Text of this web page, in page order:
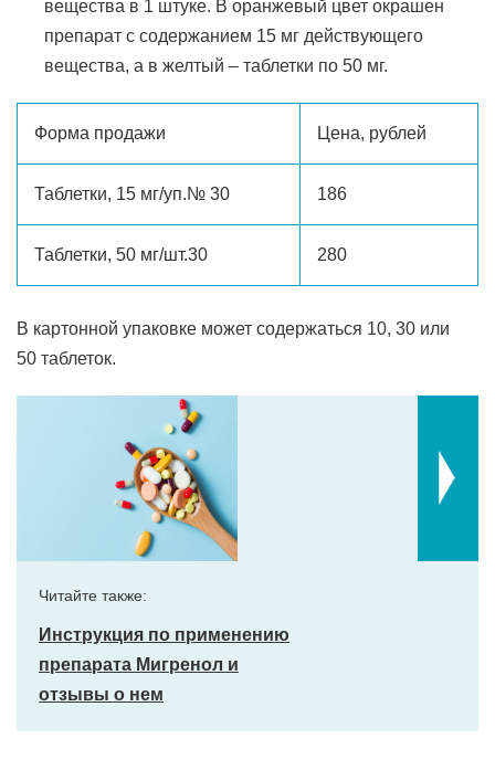
вещества в 1 штуке. В оранжевый цвет окрашен
препарат с содержанием 15 мг действующего
вещества, а в желтый – таблетки по 50 мг.
Форма продажи Цена, рублей
Таблетки, 15 мг/уп.№ 30 186
Таблетки, 50 мг/шт.30 280
В картонной упаковке может содержаться 10, 30 или
50 таблеток.
Читайте также:
Инструкция по применению
препарата Мигренол и
отзывы о нем